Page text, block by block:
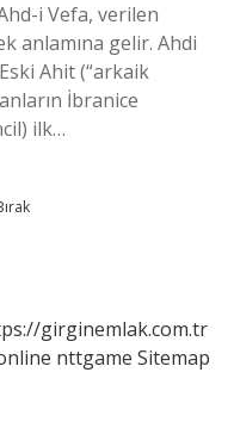
i Vefa, verilen
anlamına gelir. Ahdi
Ahit (“arkaik
İbranice
ilk…
girginemlak.com.tr
nttgame Sitemap